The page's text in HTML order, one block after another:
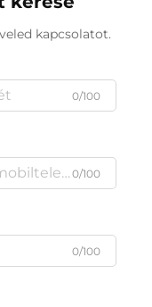
kapcsolatot.
0/100
0/100
0/100